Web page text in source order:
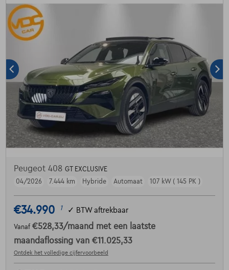
Peugeot 408 GT EXCLUSIVE
04/2026
7.444 km Hybride Automaat 107 kW ( 145 PK )
€34.990 1 ✓ BTW aftrekbaar
Vanaf €528,33/maand met een laatste
maandaflossing van €11.025,33
Ontdek het volledige cijfervoorbeeld